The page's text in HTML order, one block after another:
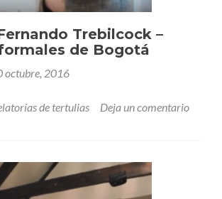
Trebilcock –
de Bogotá
octubre, 2016
de tertulias Deja un comentario